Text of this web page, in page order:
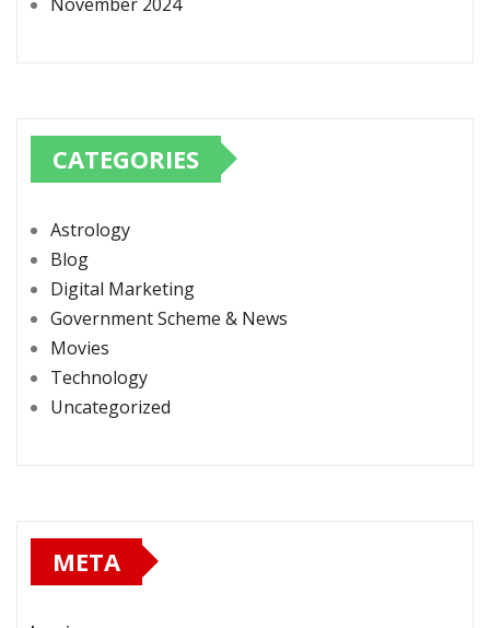
CATEGORIES
Astrology
Blog
Digital Marketing
Government Scheme & News
Movies
Technology
Uncategorized
META